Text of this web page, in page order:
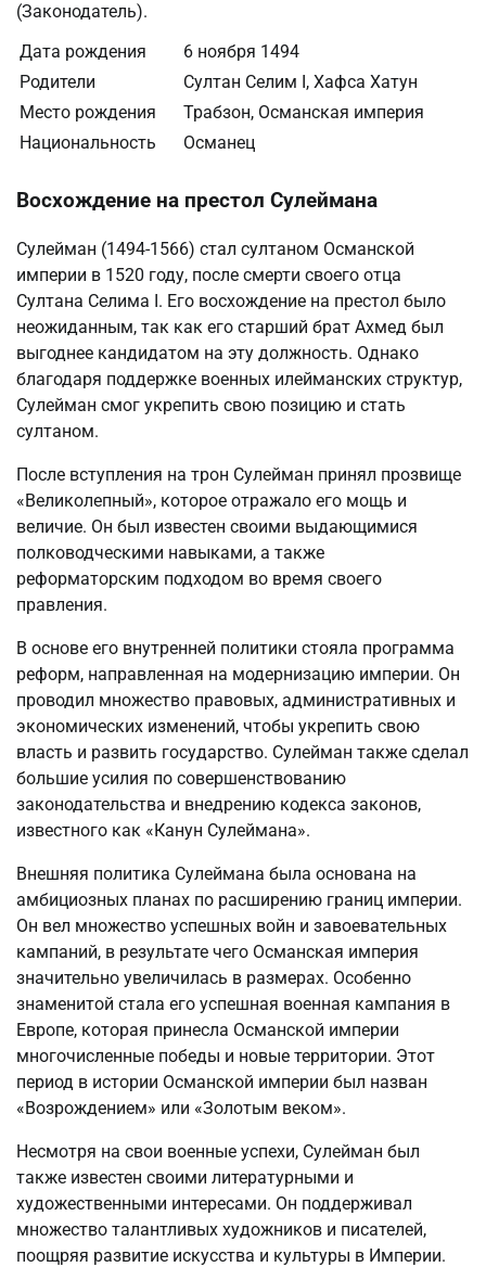
(Законодатель).
Дата рождения
6 ноября 1494
Родители
Султан Селим I, Хафса Хатун
Место рождения
Трабзон, Османская империя
Национальность
Османец
Восхождение на престол Сулеймана
Сулейман (1494-1566) стал султаном Османской
империи в 1520 году, после смерти своего отца
Султана Селима I. Его восхождение на престол было
неожиданным, так как его старший брат Ахмед был
выгоднее кандидатом на эту должность. Однако
благодаря поддержке военных илейманских структур,
Сулейман смог укрепить свою позицию и стать
султаном.
После вступления на трон Сулейман принял прозвище
«Великолепный», которое отражало его мощь и
величие. Он был известен своими выдающимися
полководческими навыками, а также
реформаторским подходом во время своего
правления.
В основе его внутренней политики стояла программа
реформ, направленная на модернизацию империи. Он
проводил множество правовых, административных и
экономических изменений, чтобы укрепить свою
власть и развить государство. Сулейман также сделал
большие усилия по совершенствованию
законодательства и внедрению кодекса законов,
известного как «Канун Сулеймана».
Внешняя политика Сулеймана была основана на
амбициозных планах по расширению границ империи.
Он вел множество успешных войн и завоевательных
кампаний, в результате чего Османская империя
значительно увеличилась в размерах. Особенно
знаменитой стала его успешная военная кампания в
Европе, которая принесла Османской империи
многочисленные победы и новые территории. Этот
период в истории Османской империи был назван
«Возрождением» или «Золотым веком».
Несмотря на свои военные успехи, Сулейман был
также известен своими литературными и
художественными интересами. Он поддерживал
множество талантливых художников и писателей,
поощряя развитие искусства и культуры в Империи.